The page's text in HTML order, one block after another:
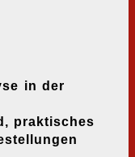
in der
praktisches